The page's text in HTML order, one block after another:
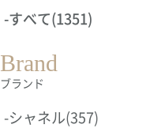
-すべて(1351)
Brand
ブランド
-シャネル(357)